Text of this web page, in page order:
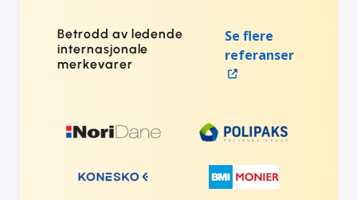
Betrodd av ledende
internasjonale
merkevarer
Se flere
referanser